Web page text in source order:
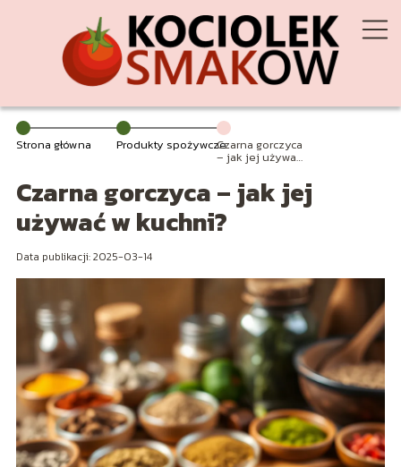
Strona główna Produkty spożywczeCzarna gorczyca
– jak jej używać
w kuchni?
Czarna gorczyca – jak jej
używać w kuchni?
Data publikacji: 2025-03-14